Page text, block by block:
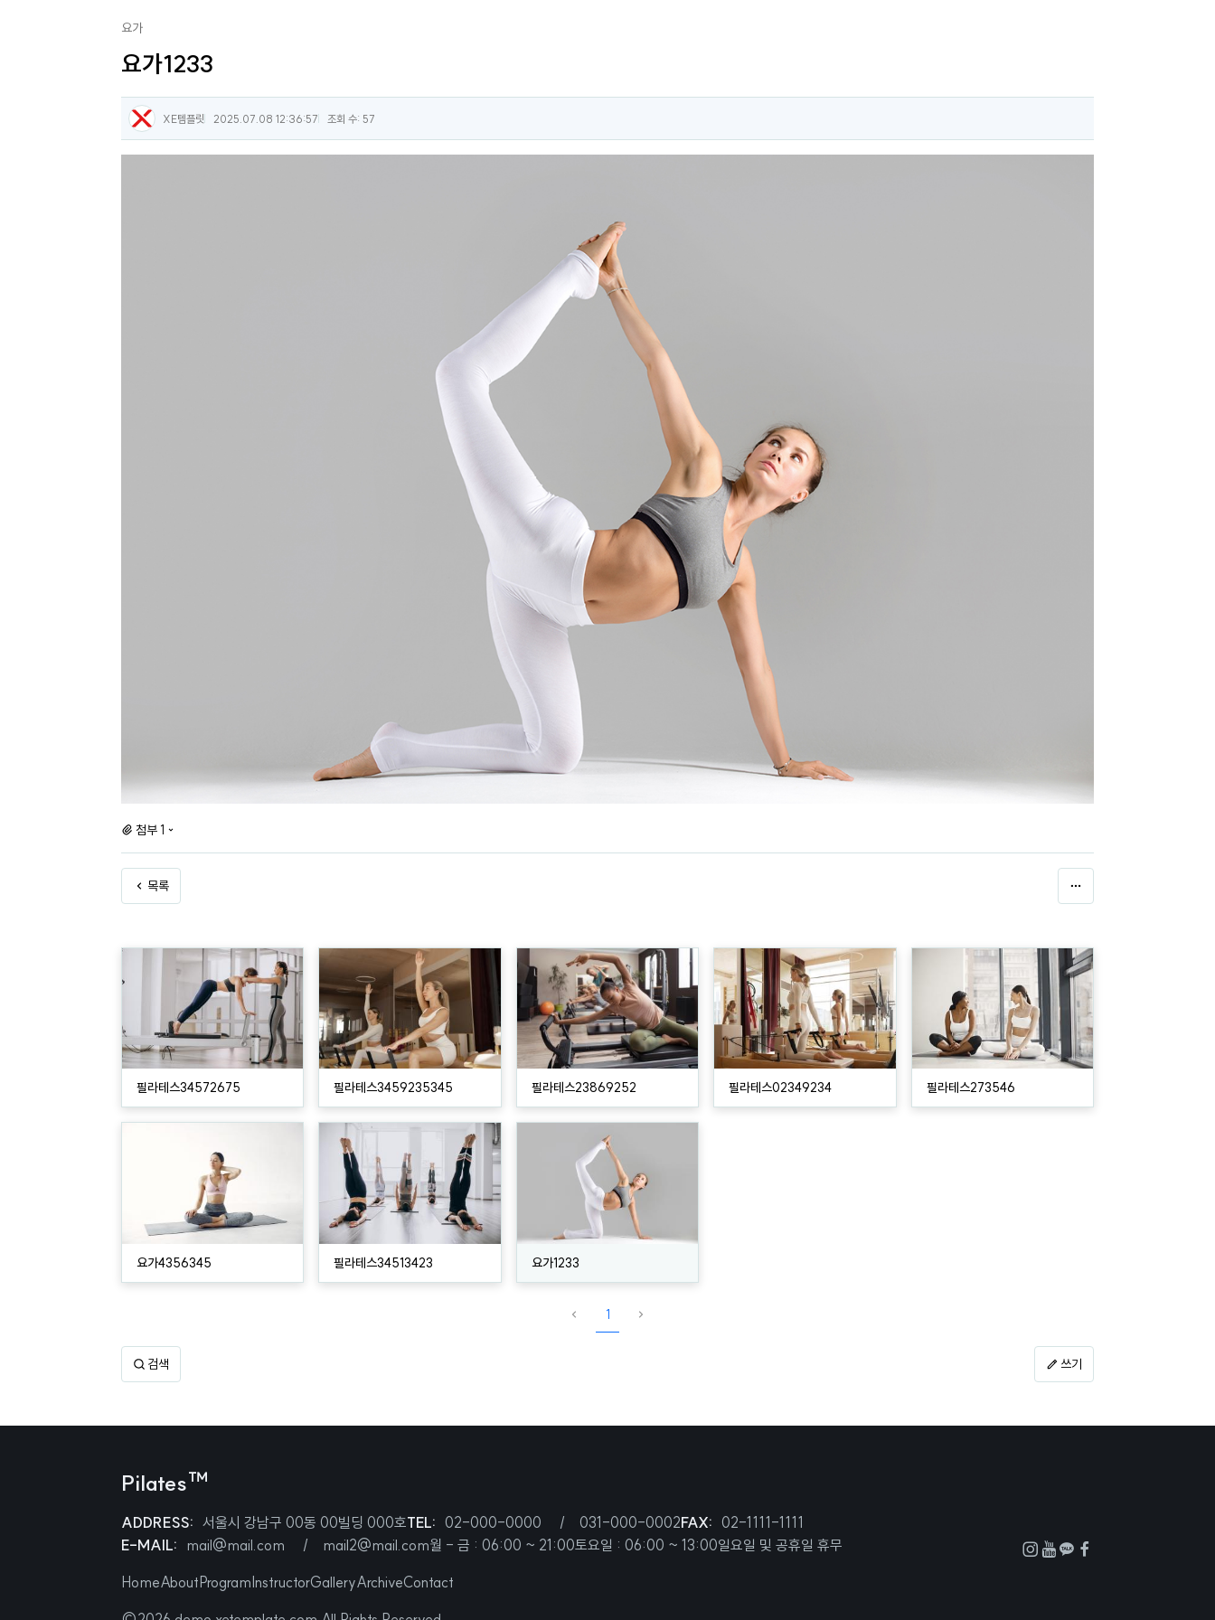
요가
요가1233
XE템플릿 2025.07.08 12:36:57 조회 수: 57
첨부 1
목록
필라테스34572675 필라테스3459235345 필라테스23869252 필라테스02349234 필라테스273546
요가4356345 필라테스34513423 요가1233
1
검색 쓰기
Pilates™
ADDRESS: 서울시 강남구 00동 00빌딩 000호TEL: 02-000-0000 031-000-0002FAX: 02-1111-1111
E-MAIL: mail@mail.com mail2@mail.com월 - 금 : 06:00 ~ 21:00토요일 : 06:00 ~ 13:00일요일 및 공휴일 휴무
HomeAbout Program InstructorGalleryArchiveContact